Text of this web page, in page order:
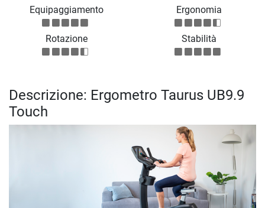
Equipaggiamento
Ergonomia
Rotazione Stabilità
Descrizione: Ergometro Taurus UB9.9
Touch